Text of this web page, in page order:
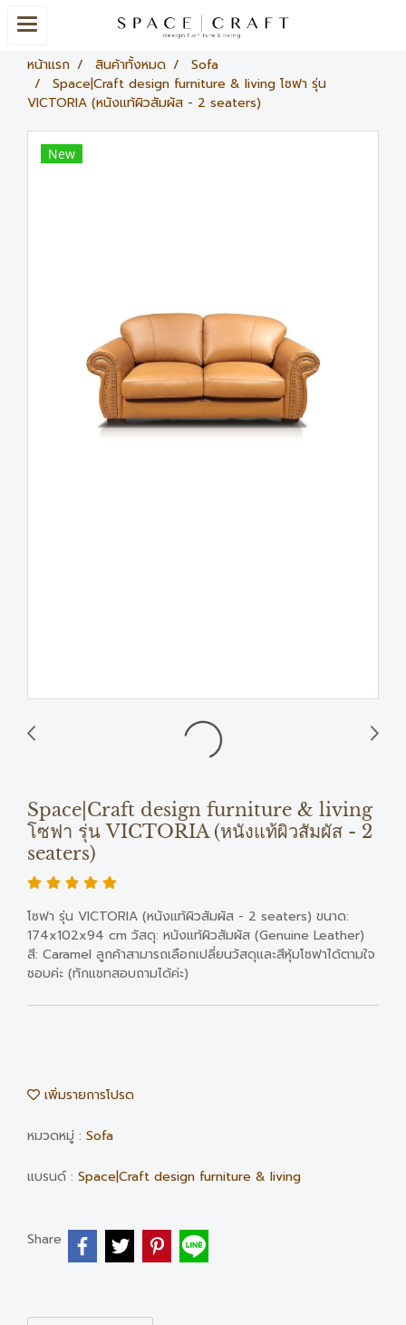
หน้าแรก สินค้าทั้งหมด
Sofa
Space|Craft design furniture & living โซฟา รุ่น
VICTORIA (หนังแท้ผิวสัมผัส - 2 seaters)
New
Space|Craft design furniture & living
โซฟา รุ่น VICTORIA (หนังแท้ผิวสัมผัส - 2
seaters)
โซฟา รุ่น VICTORIA (หนังแท้ผิวสัมผัส - 2 seaters) ขนาด:
174x102x94 cm วัสดุ: หนังแท้ผิวสัมผัส (Genuine Leather)
สี: Caramel ลูกค้าสามารถเลือกเปลี่ยนวัสดุและสีหุ้มโซฟาได้ตามใจ
ชอบค่ะ (ทักแชทสอบถามได้ค่ะ)
เพิ่มรายการโปรด
หมวดหมู่ : Sofa
แบรนด์ : Space|Craft design furniture & living
Share